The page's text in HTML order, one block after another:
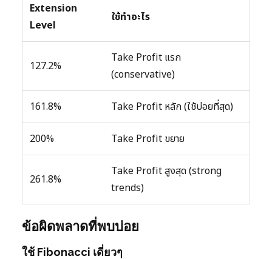
Extension
Level
ใช้ทำอะไร
127.2%
Take Profit แรก
(conservative)
161.8% Take Profit หลัก (ใช้บ่อยที่สุด)
200% Take Profit ขยาย
261.8%
Take Profit สูงสุด (strong
trends)
ข้อผิดพลาดที่พบบ่อย
ใช้ Fibonacci เดี่ยวๆ